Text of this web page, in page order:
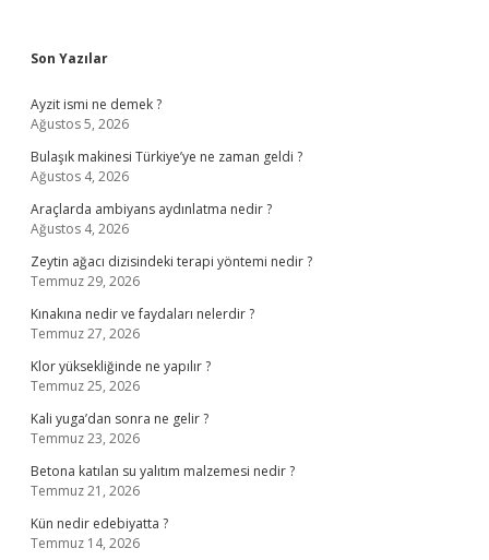
Sidebar
Son Yazılar
Ayzit ismi ne demek ?
Ağustos 5, 2026
Bulaşık makinesi Türkiye’ye ne zaman geldi ?
Ağustos 4, 2026
Araçlarda ambiyans aydınlatma nedir ?
Ağustos 4, 2026
Zeytin ağacı dizisindeki terapi yöntemi nedir ?
Temmuz 29, 2026
Kınakına nedir ve faydaları nelerdir ?
Temmuz 27, 2026
Klor yüksekliğinde ne yapılır ?
Temmuz 25, 2026
Kali yuga’dan sonra ne gelir ?
Temmuz 23, 2026
Betona katılan su yalıtım malzemesi nedir ?
Temmuz 21, 2026
Kün nedir edebiyatta ?
Temmuz 14, 2026